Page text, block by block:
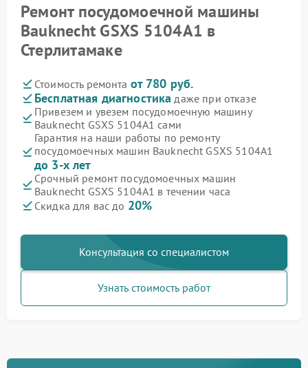
Ремонт посудомоечной машины
Bauknecht GSXS 5104A1 в
Стерлитамаке
Стоимость ремонта от 780 руб.
Бесплатная диагностика даже при отказе
Привезем и увезем посудомоечную машину
Bauknecht GSXS 5104A1 сами
Гарантия на наши работы по ремонту
посудомоечных машин Bauknecht GSXS 5104A1
до 3-х лет
Срочный ремонт посудомоечных машин
Bauknecht GSXS 5104A1 в течении часа
Скидка для вас до 20%
Консультация со специалистом
Узнать стоимость работ